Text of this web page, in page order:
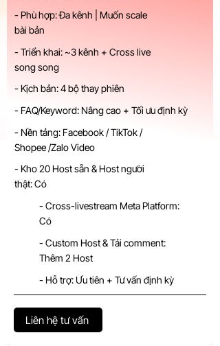
- Phù hợp: Đa kênh | Muốn scale
bài bản
- Triển khai: ~3 kênh + Cross live
song song
- Kịch bản: 4 bộ thay phiên
- FAQ/Keyword: Nâng cao + Tối ưu định kỳ
- Nền tảng: Facebook / TikTok /
Shopee /Zalo Video
- Kho 20 Host sẵn & Host người
thật: Có
- Cross-livestream Meta Platform:
Có
- Custom Host & Tải comment:
Thêm 2 Host
- Hỗ trợ: Ưu tiên + Tư vấn định kỳ
Liên hệ tư vấn